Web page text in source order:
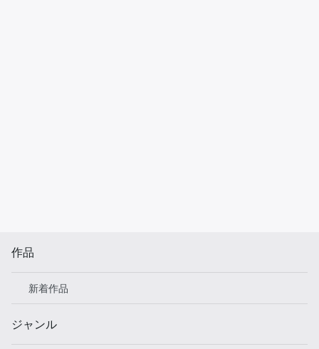
作品
新着作品
ジャンル